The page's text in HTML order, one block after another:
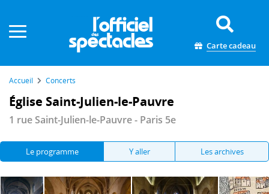
Carte cadeau
Accueil Concerts
Église Saint-Julien-le-Pauvre
1 rue Saint-Julien-le-Pauvre - Paris 5e
Le programme Y aller Les archives